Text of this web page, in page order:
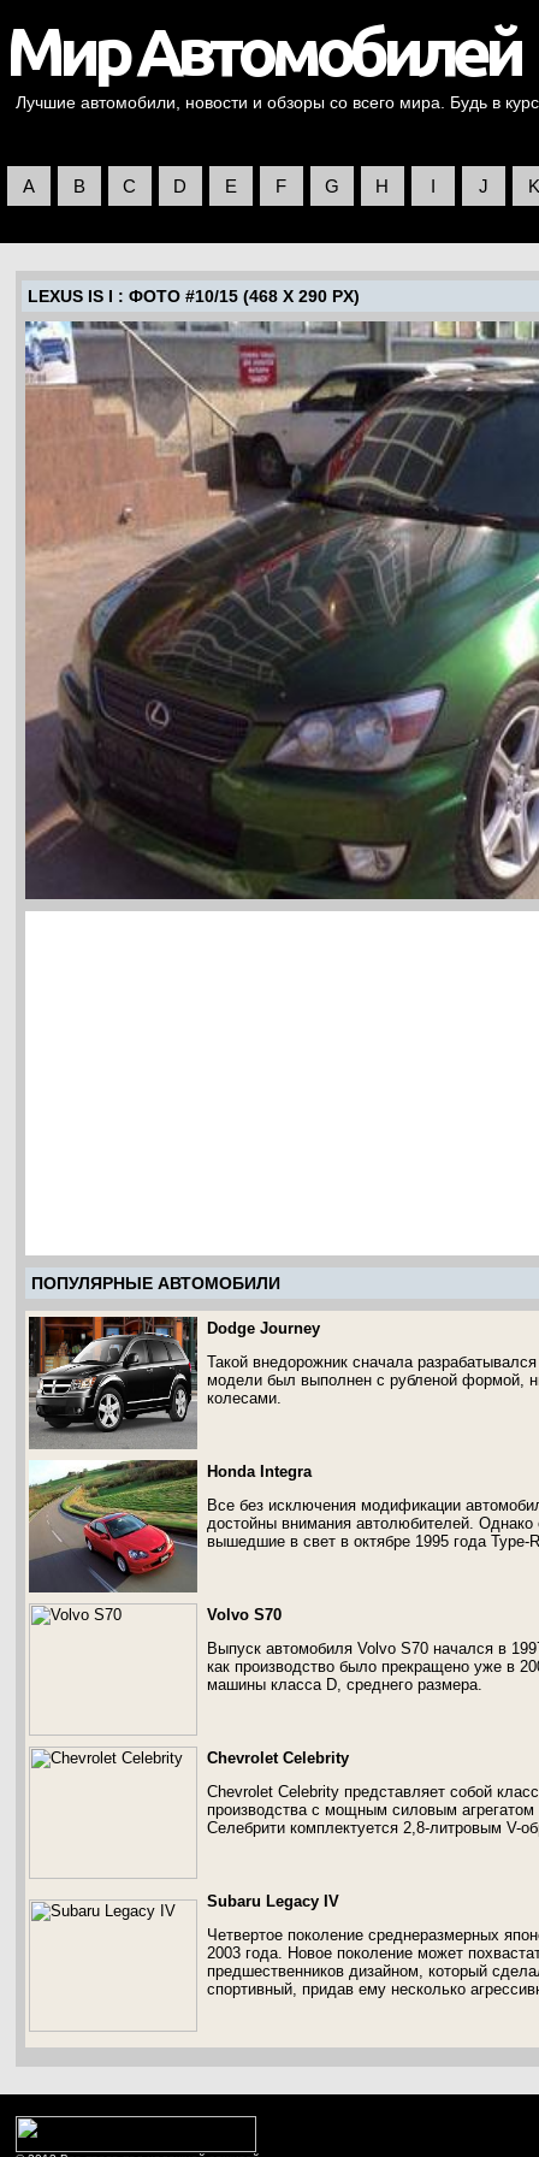
Лучшие автомобили, новости и обзоры со всего мира. Будь в
A B C D E F G H I J K
LEXUS IS I : ФОТО #10/15 (468 X 290 PX)
ПОПУЛЯРНЫЕ АВТОМОБИЛИ
Dodge Journey
Такой внедорожник сначала
модели был выполнен с рубленой формой,
колесами.
Honda Integra
Все без исключения модификации
достойны внимания автолюбителей.
вышедшие в свет в октябре 1995 года Type-
Volvo S70
Выпуск автомобиля Volvo S70 начался в
как производство было прекращено уже в
машины класса D, среднего размера.
Chevrolet Celebrity
Chevrolet Celebrity представляет собой
производства с мощным силовым
Селебрити комплектуется 2,8-литровым V-
Subaru Legacy IV
Четвертое поколение среднеразмерных
2003 года. Новое поколение может
предшественников дизайном, который
спортивный, придав ему несколько